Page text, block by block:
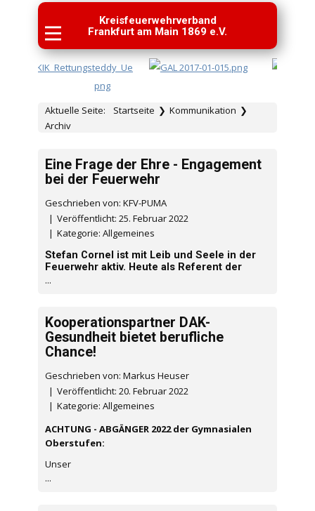
Kreisfeuerwehrverband
Frankfurt am Main 1869 e.V.
Aktuelle Seite: Startseite ❯ Kommunikation ❯
Archiv
Eine Frage der Ehre - Engagement
bei der Feuerwehr
Geschrieben von: KFV-PUMA
Veröffentlicht: 25. Februar 2022
Kategorie: Allgemeines
Stefan Cornel ist mit Leib und Seele in der
Feuerwehr aktiv. Heute als Referent der
...
Kooperationspartner DAK-
Gesundheit bietet berufliche
Chance!
Geschrieben von: Markus Heuser
Veröffentlicht: 20. Februar 2022
Kategorie: Allgemeines
ACHTUNG - ABGÄNGER 2022 der Gymnasialen
Oberstufen:
Unser
...